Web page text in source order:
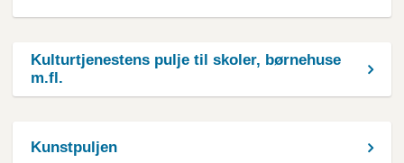
Kulturtjenestens pulje til skoler, børnehuse
m.fl.
Kunstpuljen